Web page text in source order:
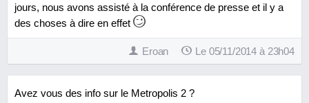
jours, nous avons assisté à la conférence de presse et il y a
des choses à dire en effet
Eroan Le 05/11/2014 à 23h04
Avez vous des info sur le Metropolis 2 ?